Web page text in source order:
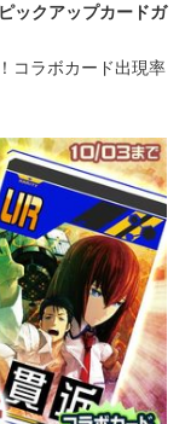
ックアップカードガ
コラボカード出現率